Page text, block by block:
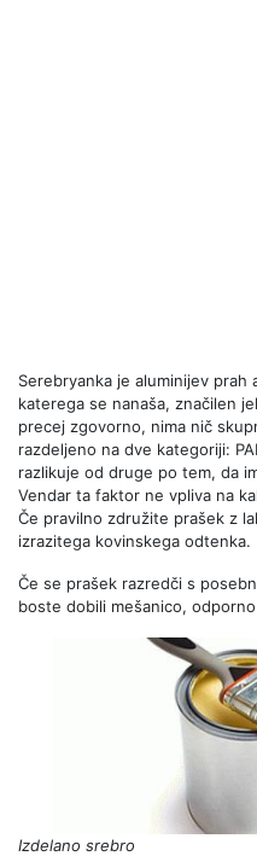
Serebryanka je aluminijev
katerega se nanaša, značilen
precej zgovorno, nima nič
razdeljeno na dve kategoriji:
razlikuje od druge po tem, da
Vendar ta faktor ne vpliva na
Če pravilno združite prašek z
izrazitega kovinskega odtenka.
Če se prašek razredči s
boste dobili mešanico,
Izdelano srebro